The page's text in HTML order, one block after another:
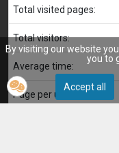
Total visited pages:
Total visitors:
Average time:
Page per user:
By visiting our website
you to
Accept all